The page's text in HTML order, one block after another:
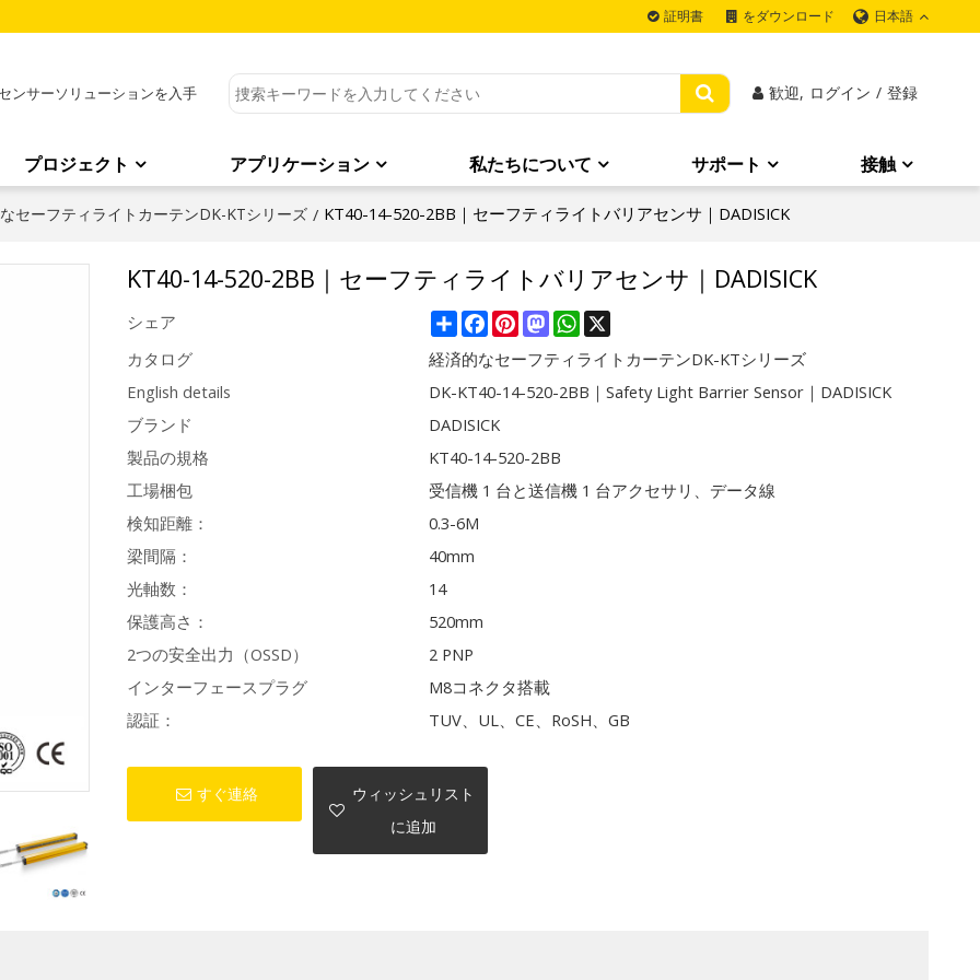
証明書 をダウンロード 日本語
ンサーソリューションを入手 歓迎, ログイン / 登録
プロジェクト アプリケーション 私たちについて サポート 接触
セーフティライトカーテンDK-KTシリーズ / KT40-14-520-2BB｜セーフティライトバリアセンサ｜DADISICK
KT40-14-520-2BB｜セーフティライトバリアセンサ｜DADISICK
シェア ShareFacebook
PinterestMastodonWhatsApp
カタログ
経済的なセーフティライトカーテンDK-KTシリーズ
English details
DK-KT40-14-520-2BB｜Safety Light Barrier Sensor｜DADISICK
ブランド
DADISICK
製品の規格
KT40-14-520-2BB
工場梱包
受信機 1 台と送信機 1 台アクセサリ、データ線
検知距離：
0.3-6M
梁間隔：
40mm
光軸数：
14
保護高さ：
520mm
2つの安全出力（OSSD）
2 PNP
インターフェースプラグ
M8コネクタ搭載
認証：
TUV、UL、CE、RoSH、GB
すぐ連絡
ウィッシュリスト
に追加